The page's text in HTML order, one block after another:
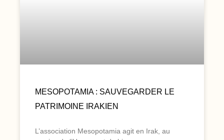
MESOPOTAMIA : SAUVEGARDER LE
PATRIMOINE IRAKIEN
L’association Mesopotamia agit en Irak, au